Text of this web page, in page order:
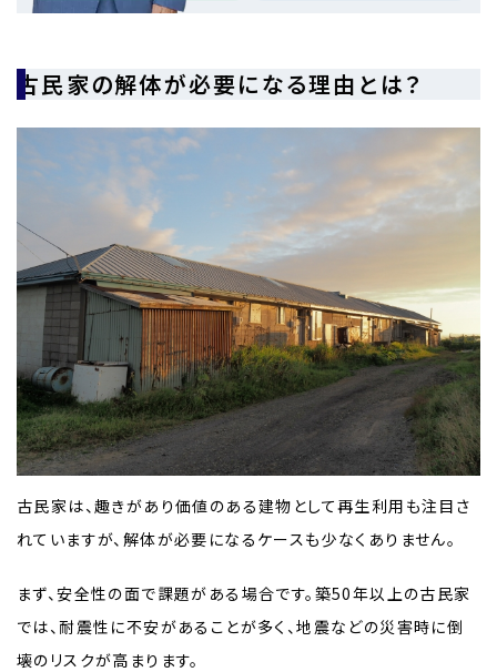
古民家の解体が必要になる理由とは？
古民家は、趣きがあり価値のある建物として再生利用も注目さ
れていますが、解体が必要になるケースも少なくありません。
まず、安全性の面で課題がある場合です。築50年以上の古民家
では、耐震性に不安があることが多く、地震などの災害時に倒
壊のリスクが高まります。